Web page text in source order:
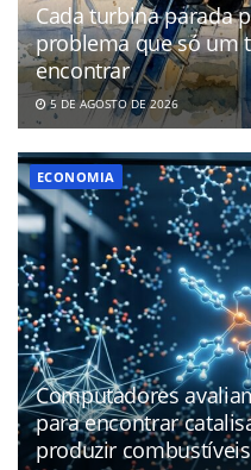
Cada turbina parada
problema que só um
encontrar
5 DE AGOSTO DE 2026
ECONOMIA
Computadores
para encontrar
produzir